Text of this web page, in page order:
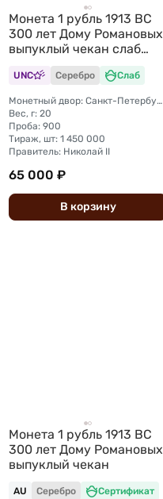
Монета 1 рубль 1913 ВС
300 лет Дому Романовых
выпуклый чекан слаб
ННР MS 61
UNC Серебро Слаб
Монетный двор: Санкт-Петербургский монетный двор
Вес, г: 20
Проба: 900
Тираж, шт: 1 450 000
Правитель: Николай II
65 000 ₽
В корзину
Монета 1 рубль 1913 ВС
300 лет Дому Романовых
выпуклый чекан
AU Серебро Сертификат